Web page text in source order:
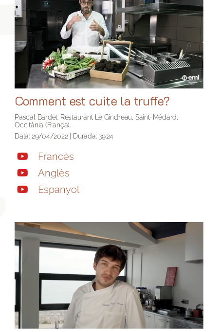
Comment est cuite la truffe?
Pascal Bardet. Restaurant Le Gindreau, Saint-Médard,
Occitània (França).
Data: 29/04/2022 | Durada: 39:24
Francès
Anglès
Espanyol